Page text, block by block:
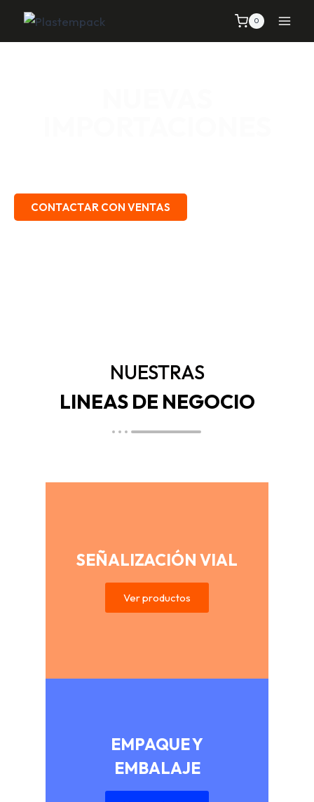
0
CONTACTAR CON VENTAS
NUESTRAS
LINEAS DE NEGOCIO
SEÑALIZACIÓN VIAL
Ver productos
EMPAQUE Y
EMBALAJE